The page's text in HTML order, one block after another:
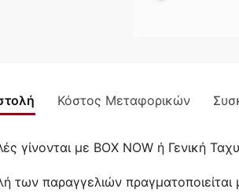
Κόστος Μεταφορικών
γίνονται με BOX NOW ή Γενική
των παραγγελιών πραγματοποιείται